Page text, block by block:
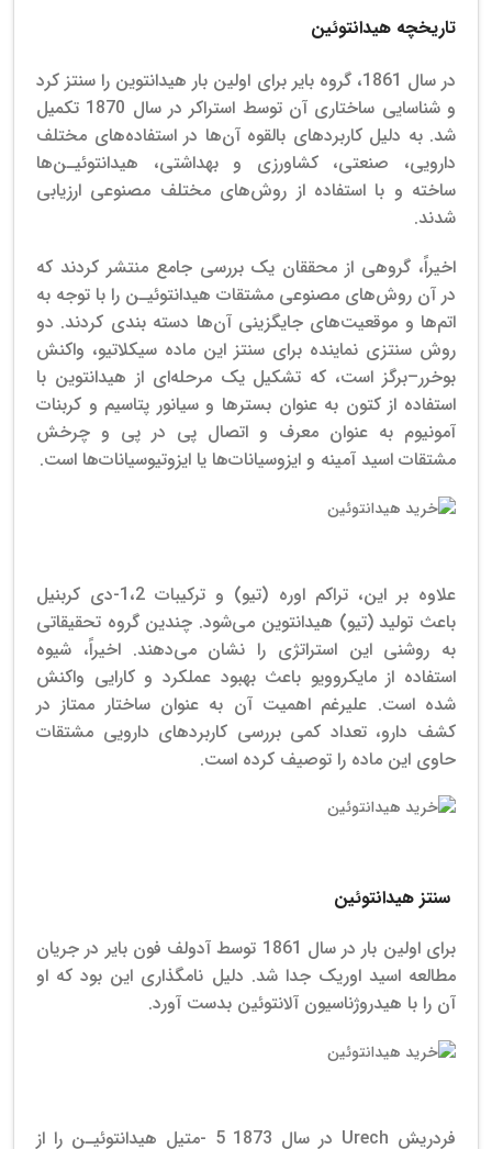
تاریخچه هیدانتوئین
در سال 1861، گروه بایر برای اولین بار هیدانتوین را سنتز کرد
و شناسایی ساختاری آن توسط استراکر در سال 1870 تکمیل
شد. به دلیل کاربردهای بالقوه آن‌ها در استفاده‌های مختلف
دارویی، صنعتی، کشاورزی و بهداشتی، هیدانتوئیـن‌ها
ساخته و با استفاده از روش‌های مختلف مصنوعی ارزیابی
شدند.
اخیراً، گروهی از محققان یک بررسی جامع منتشر کردند که
در آن روش‌های مصنوعی مشتقات هیدانتوئیـن را با توجه به
اتم‌ها و موقعیت‌های جایگزینی آن‌ها دسته بندی کردند. دو
روش سنتزی نماینده برای سنتز این ماده سیکلاتیو، واکنش
بوخرر–برگز است، که تشکیل یک مرحله‌ای از هیدانتوین با
استفاده از کتون به عنوان بسترها و سیانور پتاسیم و کربنات
آمونیوم به عنوان معرف و اتصال پی در پی و چرخش
مشتقات اسید آمینه و ایزوسیانات‌ها یا ایزوتیوسیانات‌ها است.
علاوه بر این، تراکم اوره (تیو) و ترکیبات 1،2-دی کربنیل
باعث تولید (تیو) هیدانتوین می‌شود. چندین گروه تحقیقاتی
به روشنی این استراتژی را نشان می‌دهند.اخیراً، شیوه
استفاده از مایکروویو باعث بهبود عملکرد و کارایی واکنش
شده است. علیرغم اهمیت آن به عنوان ساختار ممتاز در
کشف دارو، تعداد کمی بررسی کاربردهای دارویی مشتقات
حاوی این ماده را توصیف کرده است.
سنتز هیدانتوئین
برای اولین بار در سال 1861 توسط آدولف فون بایر در جریان
مطالعه اسید اوریک جدا شد. دلیل نامگذاری این بود که او
آن را با هیدروژناسیون آلانتوئین بدست آورد.
فردریش Urech در سال 1873 5 -متیل هیدانتوئیـن را از